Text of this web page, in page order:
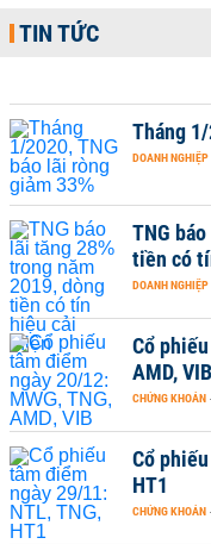
TIN TỨC
Tháng
DOANH NGHIỆP
TNG
tiền có
DOANH NGHIỆP
Cổ
AMD, VIB
CHỨNG KHOÁN
Cổ
HT1
CHỨNG KHOÁN